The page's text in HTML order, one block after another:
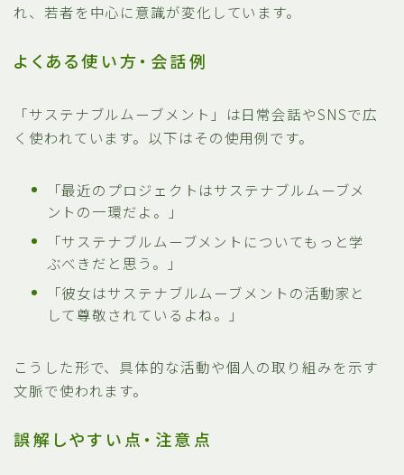
れ、若者を中心に意識が変化しています。
よくある使い方・会話例
「サステナブルムーブメント」は日常会話やSNSで広
く使われています。以下はその使用例です。
「最近のプロジェクトはサステナブルムーブメ
ントの一環だよ。」
「サステナブルムーブメントについてもっと学
ぶべきだと思う。」
「彼女はサステナブルムーブメントの活動家と
して尊敬されているよね。」
こうした形で、具体的な活動や個人の取り組みを示す
文脈で使われます。
誤解しやすい点・注意点